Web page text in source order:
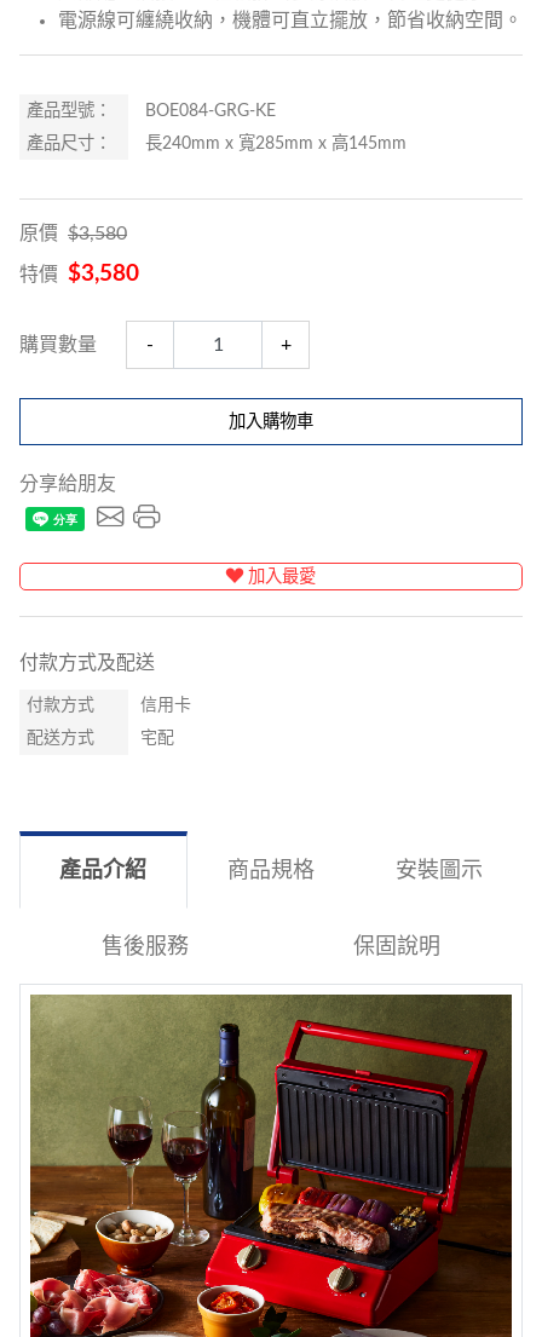
電源線可纏繞收納，機體可直立擺放，節省收納空間。
產品型號：
BOE084-GRG-KE
產品尺寸：
長240mm x 寬285mm x 高145mm
原價 $3,580
特價 $3,580
購買數量 - +
加入購物車
分享給朋友
加入最愛
付款方式及配送
付款方式
信用卡
配送方式
宅配
產品介紹 商品規格 安裝圖示
售後服務 保固說明